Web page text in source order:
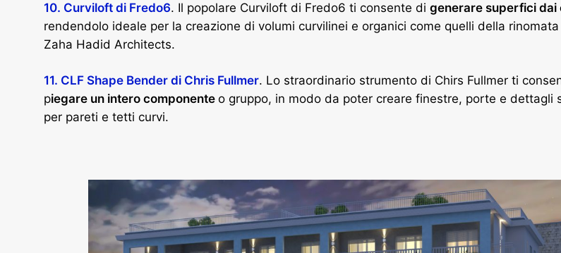
10. Curviloft di Fredo6. Il popolare Curviloft di Fredo6 ti consente di generare superfici dai
rendendolo ideale per la creazione di volumi curvilinei e organici come quelli della
Zaha Hadid Architects.
11. CLF Shape Bender di Chris Fullmer. Lo straordinario strumento di Chirs Fullmer ti
piegare un intero componente o gruppo, in modo da poter creare finestre, porte e dettagli
per pareti e tetti curvi.